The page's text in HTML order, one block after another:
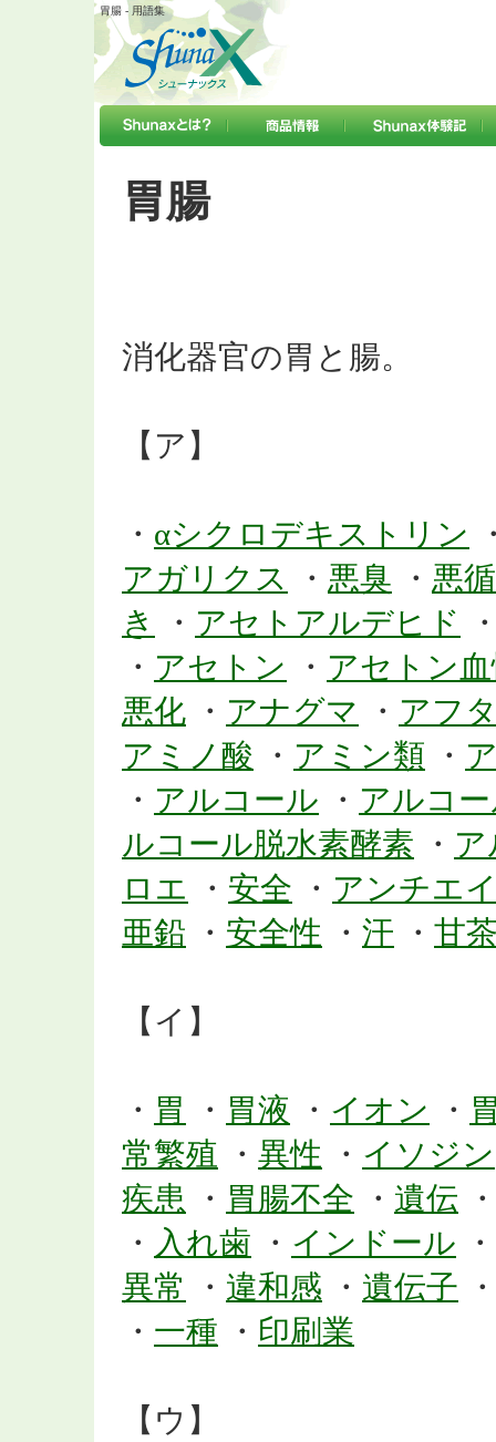
胃腸 - 用語集
胃腸
消化器官の胃と腸。
【ア】
・ αシクロデキストリン
アガリクス
・ 悪臭 ・ 悪
き
・ アセトアルデヒド
・ アセトン ・ アセトン
悪化 ・ アナグマ ・ アフ
アミノ酸 ・ アミン類 ・
・ アルコール ・ アルコ
ルコール脱水素酵素 ・
ロエ ・ 安全 ・ アンチエ
亜鉛 ・ 安全性 ・ 汗 ・ 甘
【イ】
・ 胃 ・ 胃液 ・ イオン ・
常繁殖 ・ 異性 ・ イソジン
疾患 ・ 胃腸不全 ・ 遺伝
・ 入れ歯 ・ インドール ・
異常
・ 違和感 ・ 遺伝子
・ 一種 ・ 印刷業
【ウ】